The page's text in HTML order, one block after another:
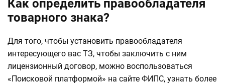
Как определить правообладателя
товарного знака?
Для того, чтобы установить правообладателя
интересующего вас ТЗ, чтобы заключить с ним
лицензионный договор, можно воспользоваться
«Поисковой платформой» на сайте ФИПС, узнать более